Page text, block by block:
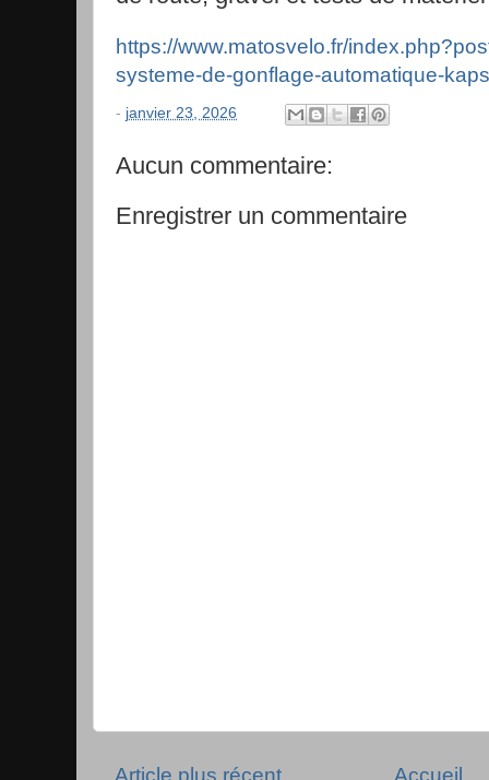
https://www.matosvelo.fr/
systeme-de-gonflage-automatique-
- janvier 23, 2026
Aucun commentaire:
Enregistrer un commentaire
Article plus récent Accueil